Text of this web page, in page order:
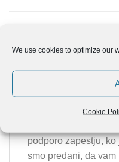
We use cookies to optimize our
Cookie
MNENJA (0)
podporo zapestju,
smo predani, da